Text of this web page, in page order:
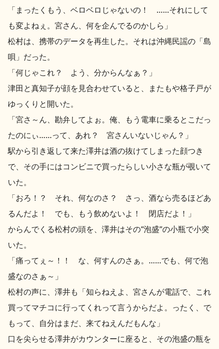
「まったくもう、ベロベロじゃないの！ ……それにして
も変よねぇ。宮さん、何を企んでるのかしら」
松村は、携帯のデータを再生した。それは沖縄民謡の「島
唄」だった。
「何じゃこれ？ よう、分からんなぁ？」
津田と真知子が顔を見合わせていると、またもや格子戸が
ゆっくりと開いた。
「宮さ～ん、勘弁してよぉ。俺、もう電車に乗るとこだっ
たのにぃ……って、あれ？ 宮さんいないじゃん？」
駅から引き返して来た澤井は酒の抜けてしまった顔つき
で、その手にはコンビニで買ったらしい小さな瓶が覗いて
いた。
「おろ！？ それ、何なのさ？ さっ、酒なら売るほどあ
るんだよ！ でも、もう飲めないよ！ 閉店だよ！」
からんでくる松村の頭を、澤井はその“泡盛”の小瓶で小突
いた。
「痛ってぇ～！！ な、何すんのさぁ。……でも、何で泡
盛なのさぁ～」
松村の声に、澤井も「知らねえよ、宮さんが電話で、これ
買ってマチコに行ってくれって言うからだよ。ったく、で
もって、自分はまだ、来てねえんだもんな」
口を尖らせる澤井がカウンターに座ると、その泡盛の瓶を